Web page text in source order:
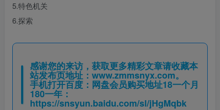
5.特色机关
6.探索
感谢您的来访，获取更多精彩文章请收藏本
站发布页地址： www.zmmsnyx.com。
手机打开百度：网盘会员购买地址18一个月
180一年：
https://snsyun.baidu.com/sl/jHgMqbk